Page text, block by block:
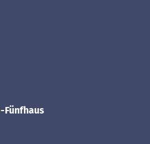
Fünfhaus